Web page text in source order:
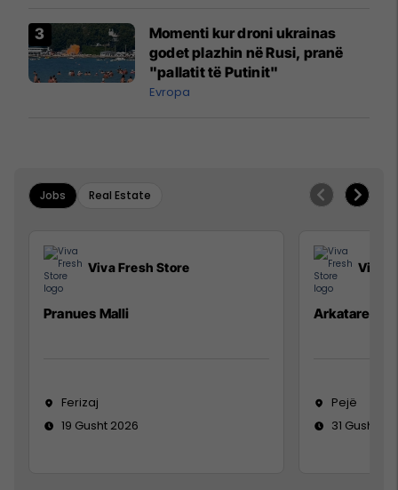
Momenti kur droni ukrainas
godet plazhin në Rusi, pranë
"pallatit të Putinit"
Evropa
Jobs Real Estate
Viva Fresh Store
Pranues Malli
Ferizaj
19 Gusht 2026
Viva
Arkatare
Pejë
31 Gusht